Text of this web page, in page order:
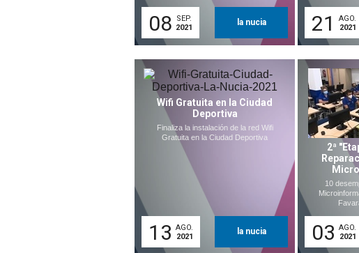
08
SEP.
2021
la nucia 21
AGO.
2021
Wifi Gratuita en la Ciudad
Deportiva
Finaliza la instalación de la red Wifi
Gratuita en la Ciudad Deportiva
13 AGO.
2021
la nucia
2ª
10
03 AGO.
2021